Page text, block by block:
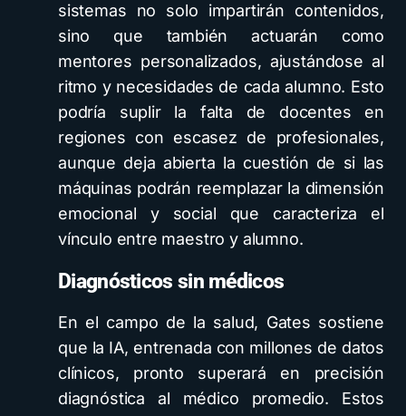
sistemas no solo impartirán contenidos,
sino que también actuarán como
mentores personalizados, ajustándose al
ritmo y necesidades de cada alumno. Esto
podría suplir la falta de docentes en
regiones con escasez de profesionales,
aunque deja abierta la cuestión de si las
máquinas podrán reemplazar la dimensión
emocional y social que caracteriza el
vínculo entre maestro y alumno.
Diagnósticos sin médicos
En el campo de la salud, Gates sostiene
que la IA, entrenada con millones de datos
clínicos, pronto superará en precisión
diagnóstica al médico promedio. Estos